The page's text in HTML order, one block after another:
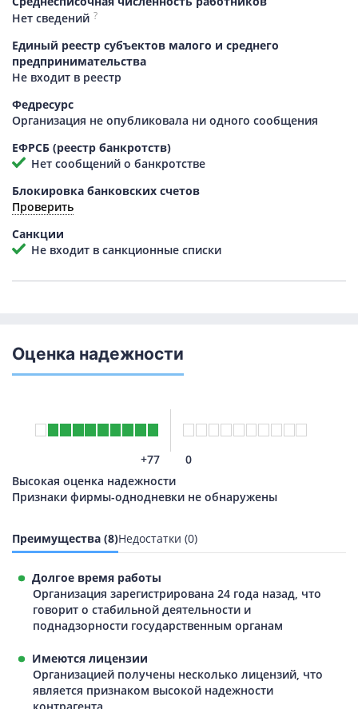
Нет сведений ?
Единый реестр субъектов малого и среднего
предпринимательства
Не входит в реестр
Федресурс
Организация не опубликовала ни одного сообщения
ЕФРСБ (реестр банкротств)
Нет сообщений о банкротстве
Блокировка банковских счетов
Проверить
Санкции
Не входит в санкционные списки
Оценка надежности
+77
0
Высокая оценка надежности
Признаки фирмы-однодневки не обнаружены
Преимущества (8)Недостатки (0)
Долгое время работы
Организация зарегистрирована 24 года назад, что
говорит о стабильной деятельности и
поднадзорности государственным органам
Имеются лицензии
Организацией получены несколько лицензий, что
является признаком высокой надежности